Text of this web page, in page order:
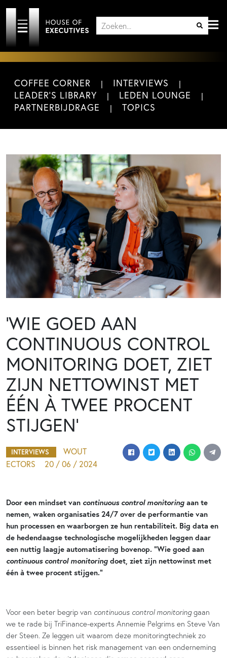
COFFEE CORNER
INTERVIEWS
LEADER'S LIBRARY
LEDEN LOUNGE
PARTNERBIJDRAGE
TOPICS
‘WIE GOED AAN
CONTINUOUS CONTROL
MONITORING DOET, ZIET
ZIJN NETTOWINST MET
ÉÉN À TWEE PROCENT
STIJGEN’
INTERVIEWS
WOUT
ECTORS
20 / 06 / 2024
Door een mindset van continuous control monitoring aan te
nemen, waken organisaties 24/7 over de performantie van
hun processen en waarborgen ze hun rentabiliteit. Big data en
de hedendaagse technologische mogelijkheden leggen daar
een nuttig laagje automatisering bovenop. “Wie goed aan
continuous control monitoring doet, ziet zijn nettowinst met
één à twee procent stijgen.”
Voor een beter begrip van continuous control monitoringgaan
we te rade bij TriFinance-experts Annemie Pelgrims en Steve Van
der Steen. Ze leggen uit waarom deze monitoringtechniek zo
essentieel is binnen het risk management van een onderneming